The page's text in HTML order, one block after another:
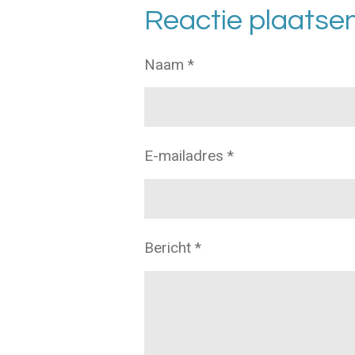
Reactie
Naam *
E-mailadres *
Bericht *